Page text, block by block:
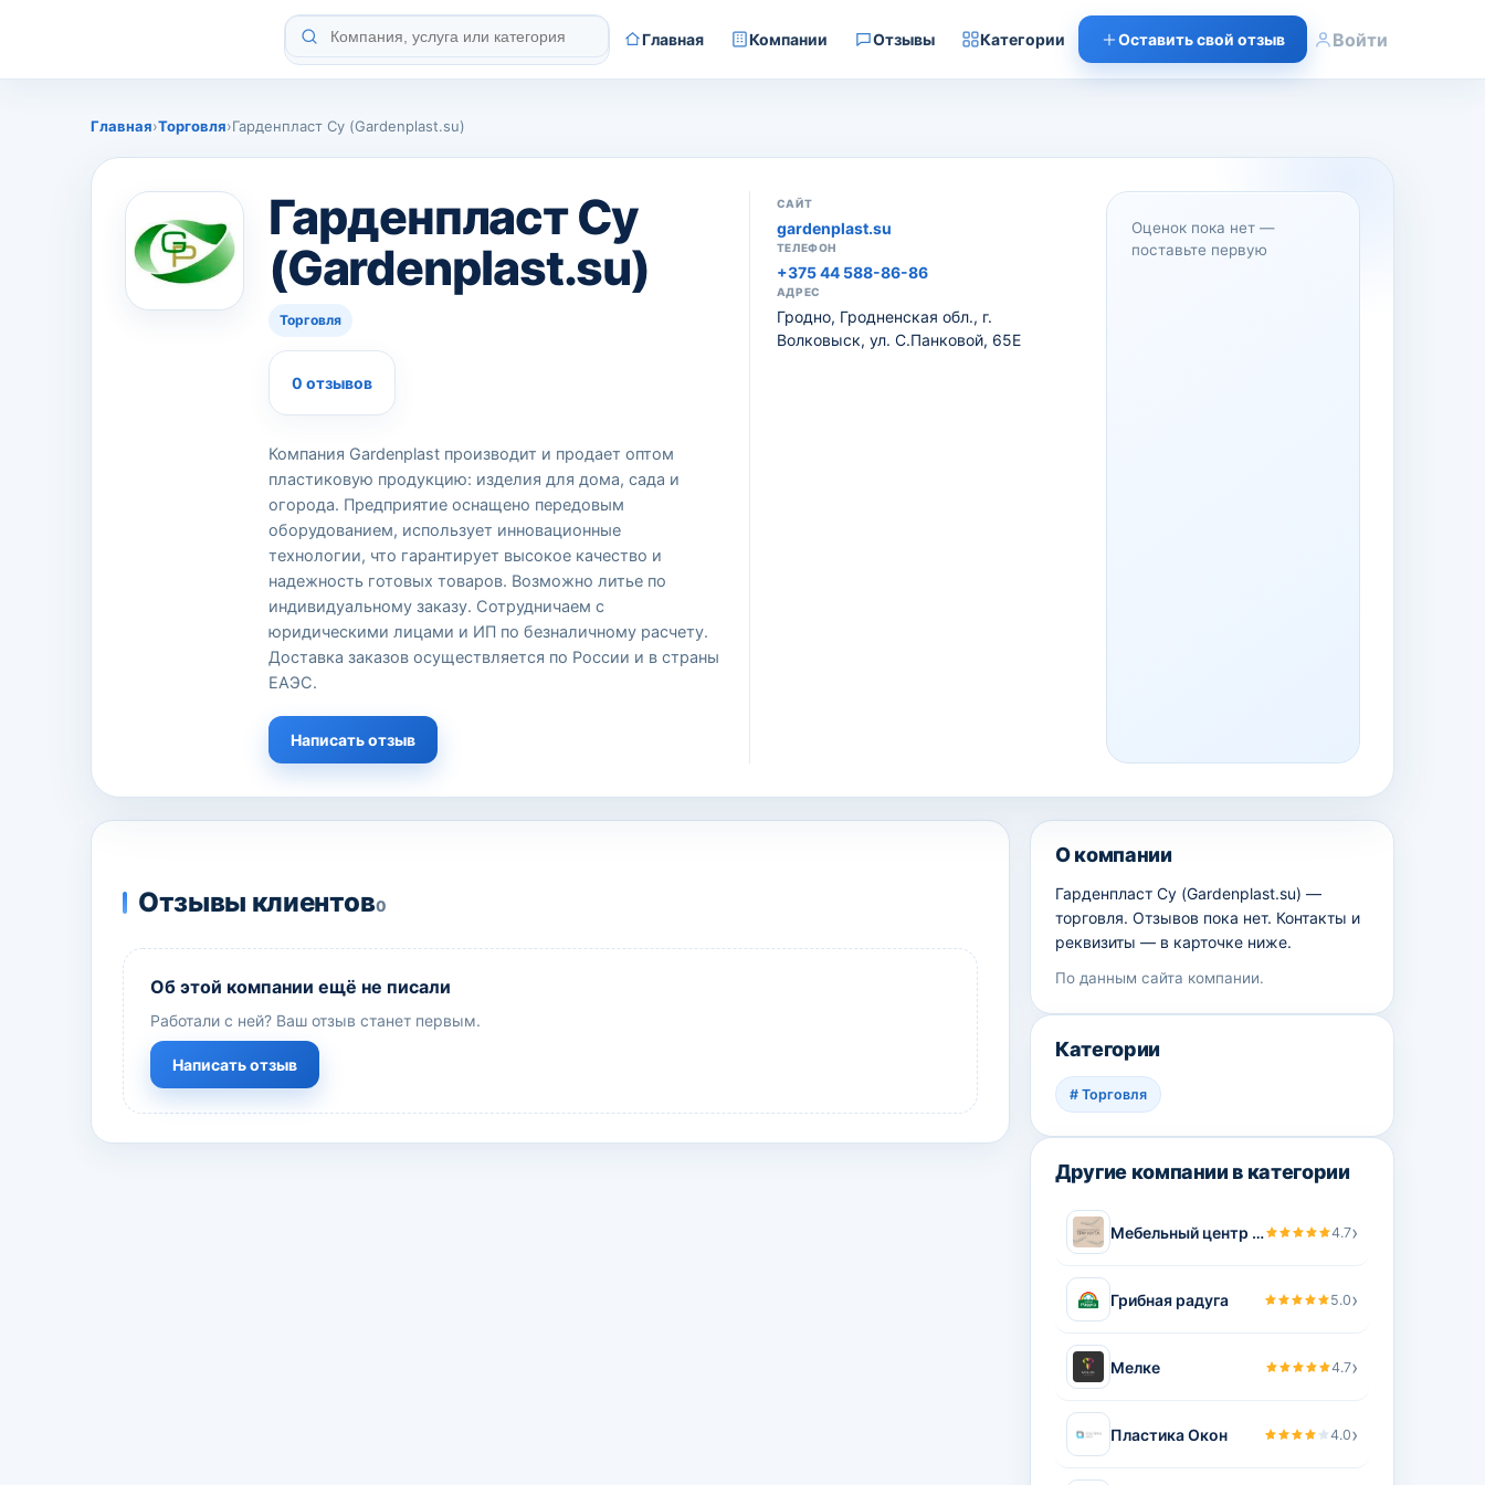
Главная Компании Отзывы Категории Оставить свой отзыв Войти
Главная›Торговля›Гарденпласт Су (Gardenplast.su)
Гарденпласт Су
(Gardenplast.su)
Торговля
0 отзывов
Компания Gardenplast производит и продает оптом
пластиковую продукцию: изделия для дома, сада и
огорода. Предприятие оснащено передовым
оборудованием, использует инновационные
технологии, что гарантирует высокое качество и
надежность готовых товаров. Возможно литье по
индивидуальному заказу. Сотрудничаем с
юридическими лицами и ИП по безналичному расчету.
Доставка заказов осуществляется по России и в страны
ЕАЭС.
Написать отзыв
САЙТ
gardenplast.su
ТЕЛЕФОН
+375 44 588-86-86
АДРЕС
Гродно, Гродненская обл., г.
Волковыск, ул. С.Панковой, 65Е
Оценок пока нет —
поставьте первую
Отзывы клиентов0
Об этой компании ещё не писали
Работали с ней? Ваш отзыв станет первым.
Написать отзыв
О компании
Гарденпласт Су (Gardenplast.su) —
торговля. Отзывов пока нет. Контакты и
реквизиты — в карточке ниже.
По данным сайта компании.
Категории
# Торговля
Другие компании в категории
Мебельный центр Три Кита 4.7›
Грибная радуга 5.0›
Мелке 4.7›
Пластика Окон 4.0›